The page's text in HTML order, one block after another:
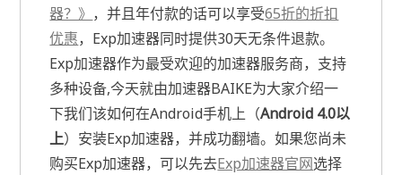
器？》 ，并且年付款的话可以享受65折的折扣
优惠，Exp加速器同时提供30天无条件退款。
Exp加速器作为最受欢迎的加速器服务商，支持
多种设备,今天就由加速器BAIKE为大家介绍一
下我们该如何在Android手机上（Android 4.0以
上）安装Exp加速器，并成功翻墙。如果您尚未
购买Exp加速器，可以先去Exp加速器官网选择